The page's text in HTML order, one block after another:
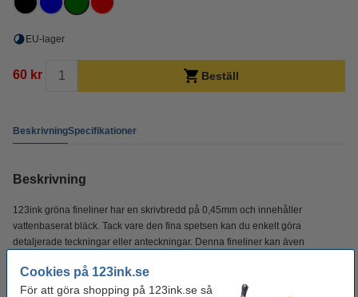
Cookies på 123ink.se
För att göra shopping på 123ink.se så
EU-lager
60 kr Beställ
BeskrivningSpecifikationer
Beskrivning
123ink gröna fineliner har en skrivbredd på 0,45mm och innehåller
vattenbaserat bläck. Tack vare den fina spetsen kan du enkelt göra
detaljerade teckningar eller anteckningar. Denna fineliner kan även
avancerade ritningar. Finelinern har en metallförstärkt spets vilket är idealiskt
när man ritar tunna linjer med t.ex. en linjal. 10st.